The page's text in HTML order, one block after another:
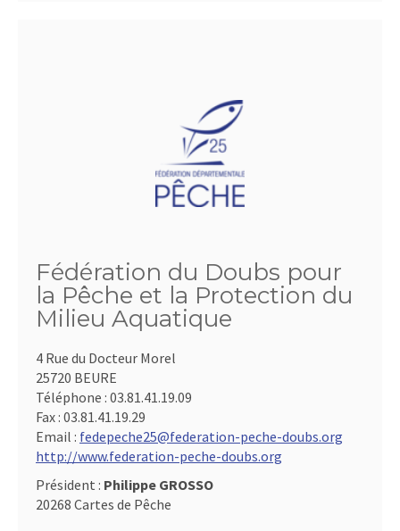
Fédération du Doubs pour
la Pêche et la Protection du
Milieu Aquatique
4 Rue du Docteur Morel
25720 BEURE
Téléphone : 03.81.41.19.09
Fax : 03.81.41.19.29
Email : fedepeche25@federation-peche-doubs.org
http://www.federation-peche-doubs.org
Président : Philippe GROSSO
20268 Cartes de Pêche